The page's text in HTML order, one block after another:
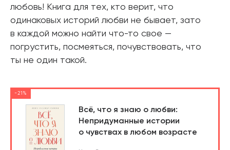
любовь! Книга для тех, кто верит, что
одинаковых историй любви не бывает, зато
в каждой можно найти что-то свое —
погрустить, посмеяться, почувствовать, что
ты не один такой.
-21%
Всё, что я знаю о любви:
Непридуманные истории
о чувствах в любом возрасте